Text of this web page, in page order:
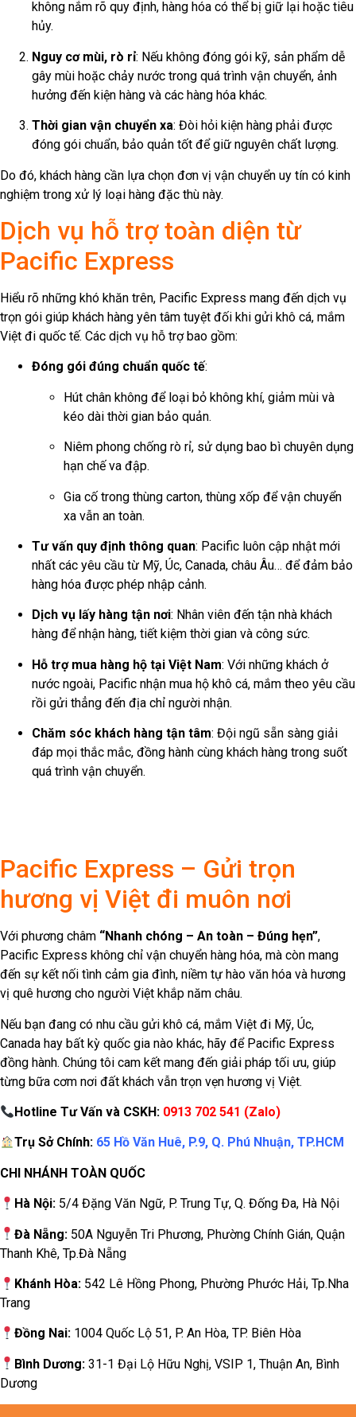
không nắm rõ quy định, hàng hóa có thể bị giữ lại hoặc tiêu
hủy.
Nguy cơ mùi, rò rỉ: Nếu không đóng gói kỹ, sản phẩm dễ
gây mùi hoặc chảy nước trong quá trình vận chuyển, ảnh
hưởng đến kiện hàng và các hàng hóa khác.
Thời gian vận chuyển xa: Đòi hỏi kiện hàng phải được
đóng gói chuẩn, bảo quản tốt để giữ nguyên chất lượng.
Do đó, khách hàng cần lựa chọn đơn vị vận chuyển uy tín có kinh
nghiệm trong xử lý loại hàng đặc thù này.
Dịch vụ hỗ trợ toàn diện từ
Pacific Express
Hiểu rõ những khó khăn trên, Pacific Express mang đến dịch vụ
trọn gói giúp khách hàng yên tâm tuyệt đối khi gửi khô cá, mắm
Việt đi quốc tế. Các dịch vụ hỗ trợ bao gồm:
Đóng gói đúng chuẩn quốc tế:
Hút chân không để loại bỏ không khí, giảm mùi và
kéo dài thời gian bảo quản.
Niêm phong chống rò rỉ, sử dụng bao bì chuyên dụng
hạn chế va đập.
Gia cố trong thùng carton, thùng xốp để vận chuyển
xa vẫn an toàn.
Tư vấn quy định thông quan: Pacific luôn cập nhật mới
nhất các yêu cầu từ Mỹ, Úc, Canada, châu Âu… để đảm bảo
hàng hóa được phép nhập cảnh.
Dịch vụ lấy hàng tận nơi: Nhân viên đến tận nhà khách
hàng để nhận hàng, tiết kiệm thời gian và công sức.
Hỗ trợ mua hàng hộ tại Việt Nam: Với những khách ở
nước ngoài, Pacific nhận mua hộ khô cá, mắm theo yêu cầu
rồi gửi thẳng đến địa chỉ người nhận.
Chăm sóc khách hàng tận tâm: Đội ngũ sẵn sàng giải
đáp mọi thắc mắc, đồng hành cùng khách hàng trong suốt
quá trình vận chuyển.
Pacific Express – Gửi trọn
hương vị Việt đi muôn nơi
Với phương châm “Nhanh chóng – An toàn – Đúng hẹn”,
Pacific Express không chỉ vận chuyển hàng hóa, mà còn mang
đến sự kết nối tình cảm gia đình, niềm tự hào văn hóa và hương
vị quê hương cho người Việt khắp năm châu.
Nếu bạn đang có nhu cầu gửi khô cá, mắm Việt đi Mỹ, Úc,
Canada hay bất kỳ quốc gia nào khác, hãy để Pacific Express
đồng hành. Chúng tôi cam kết mang đến giải pháp tối ưu, giúp
từng bữa cơm nơi đất khách vẫn trọn vẹn hương vị Việt.
Hotline Tư Vấn và CSKH: 0913 702 541 (Zalo)
Trụ Sở Chính: 65 Hồ Văn Huê, P.9, Q. Phú Nhuận, TP.HCM
CHI NHÁNH TOÀN QUỐC
Hà Nội: 5/4 Đặng Văn Ngữ, P. Trung Tự, Q. Đống Đa, Hà Nội
Đà Nẵng: 50A Nguyễn Tri Phương, Phường Chính Gián, Quận
Thanh Khê, Tp.Đà Nẵng
Khánh Hòa: 542 Lê Hồng Phong, Phường Phước Hải, Tp.Nha
Trang
Đồng Nai: 1004 Quốc Lộ 51, P. An Hòa, TP. Biên Hòa
Bình Dương: 31-1 Đại Lộ Hữu Nghị, VSIP 1, Thuận An, Bình
Dương